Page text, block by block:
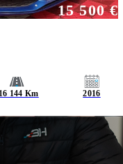
144 Km 2016
15 500 €